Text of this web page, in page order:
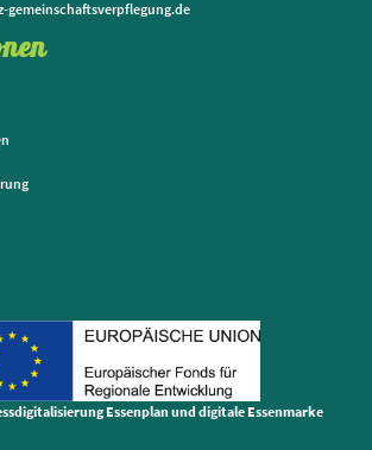
gemeinschaftsverpflegung.de
Essenplan und digitale Essenmarke